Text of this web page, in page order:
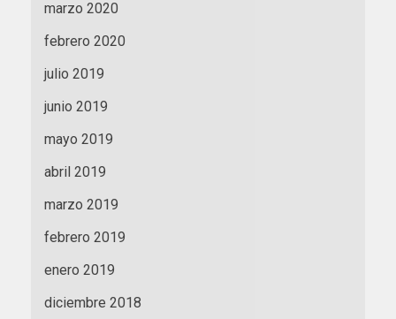
marzo 2020
febrero 2020
julio 2019
junio 2019
mayo 2019
abril 2019
marzo 2019
febrero 2019
enero 2019
diciembre 2018